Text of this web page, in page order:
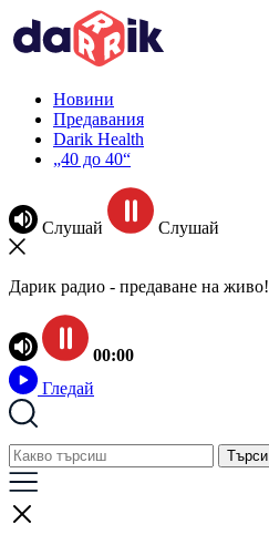
Новини
Предавания
Darik Health
„40 до 40“
Слушай Слушай
Дарик радио - предаване на живо!
00:00
Гледай